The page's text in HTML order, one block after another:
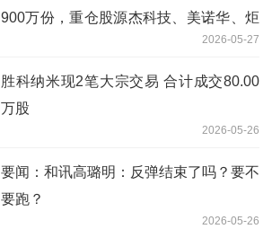
900万份，重仓股源杰科技、美诺华、炬
2026-05-27
胜科纳米现2笔大宗交易 合计成交80.00
万股
2026-05-26
要闻：和讯高璐明：反弹结束了吗？要不
要跑？
2026-05-26